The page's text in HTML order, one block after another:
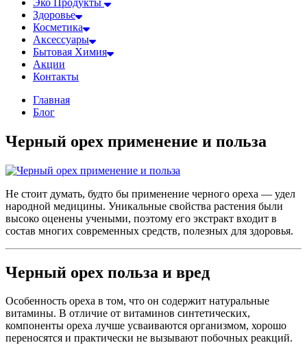
Здоровье
Косметика
Аксессуары
Бытовая Химия
Акции
Контакты
Главная
Блог
Черный орех применение и польза
Не стоит думать, будто бы применение черного ореха ― удел
народной медицины. Уникальные свойства растения были
высоко оценены учеными, поэтому его экстракт входит в
состав многих современных средств, полезных для здоровья.
Черный орех польза и вред
Особенность ореха в том, что он содержит натуральные
витамины. В отличие от витаминов синтетических,
компоненты ореха лучше усваиваются организмом, хорошо
переносятся и практически не вызывают побочных реакций.